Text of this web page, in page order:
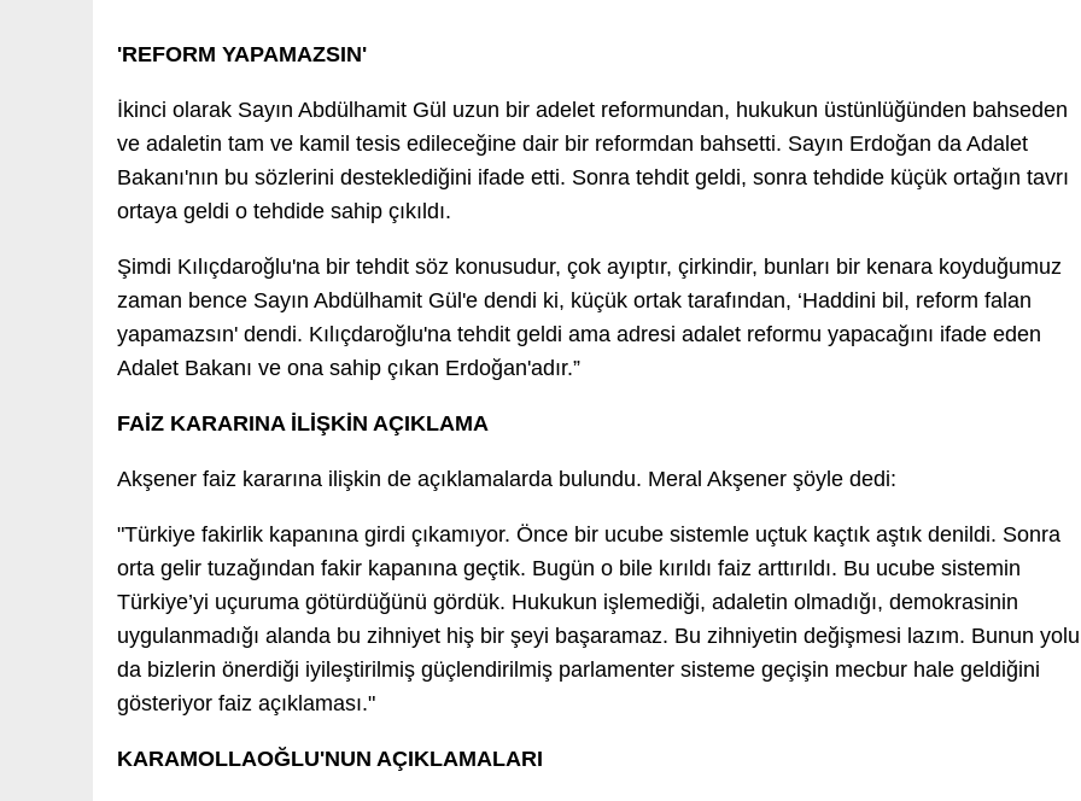
'REFORM YAPAMAZSIN'
İkinci olarak Sayın Abdülhamit Gül uzun bir adelet reformundan, hukukun üstünlüğünden bahseden
ve adaletin tam ve kamil tesis edileceğine dair bir reformdan bahsetti. Sayın Erdoğan da Adalet
Bakanı'nın bu sözlerini desteklediğini ifade etti. Sonra tehdit geldi, sonra tehdide küçük ortağın tavrı
ortaya geldi o tehdide sahip çıkıldı.
Şimdi Kılıçdaroğlu'na bir tehdit söz konusudur, çok ayıptır, çirkindir, bunları bir kenara koyduğumuz
zaman bence Sayın Abdülhamit Gül'e dendi ki, küçük ortak tarafından, ‘Haddini bil, reform falan
yapamazsın' dendi. Kılıçdaroğlu'na tehdit geldi ama adresi adalet reformu yapacağını ifade eden
Adalet Bakanı ve ona sahip çıkan Erdoğan'adır.”
FAİZ KARARINA İLİŞKİN AÇIKLAMA
Akşener faiz kararına ilişkin de açıklamalarda bulundu. Meral Akşener şöyle dedi:
"Türkiye fakirlik kapanına girdi çıkamıyor. Önce bir ucube sistemle uçtuk kaçtık aştık denildi. Sonra
orta gelir tuzağından fakir kapanına geçtik. Bugün o bile kırıldı faiz arttırıldı. Bu ucube sistemin
Türkiye’yi uçuruma götürdüğünü gördük. Hukukun işlemediği, adaletin olmadığı, demokrasinin
uygulanmadığı alanda bu zihniyet hiş bir şeyi başaramaz. Bu zihniyetin değişmesi lazım. Bunun yolu
da bizlerin önerdiği iyileştirilmiş güçlendirilmiş parlamenter sisteme geçişin mecbur hale geldiğini
gösteriyor faiz açıklaması."
KARAMOLLAOĞLU'NUN AÇIKLAMALARI